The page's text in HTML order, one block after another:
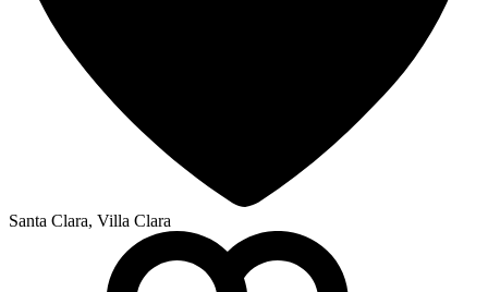
Santa Clara, Villa Clara